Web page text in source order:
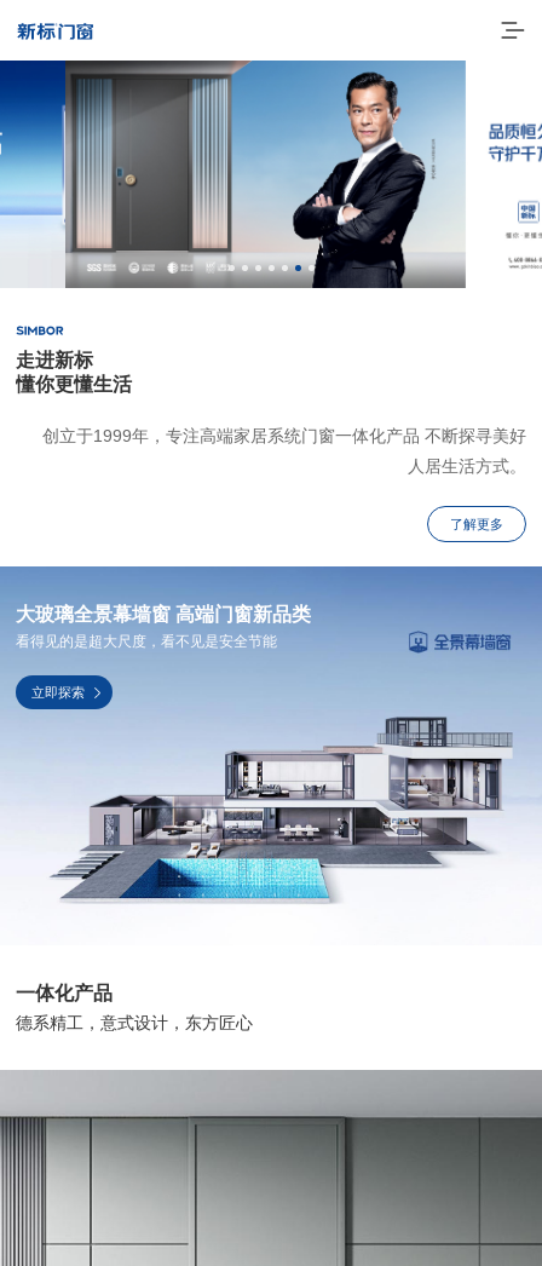
走进新标
高端门窗
新视界
新标赋能中心
走进新标
懂你更懂生活
创立于1999年，专注高端家居系统门窗一体化产品 不断探寻美好
人居生活方式。
了解更多
大玻璃全景幕墙窗 高端门窗新品类
看得见的是超大尺度，看不见是安全节能
立即探索
一体化产品
德系精工，意式设计，东方匠心